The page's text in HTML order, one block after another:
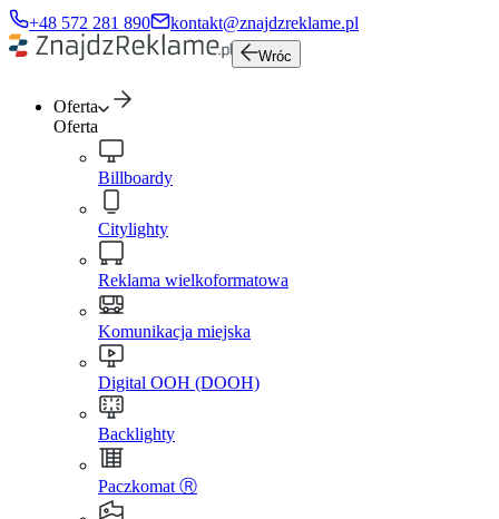
+48 572 281 890 kontakt@znajdzreklame.pl
Wróc
Oferta
Oferta
Billboardy
Citylighty
Reklama wielkoformatowa
Komunikacja miejska
Digital OOH (DOOH)
Backlighty
Paczkomat Ⓡ